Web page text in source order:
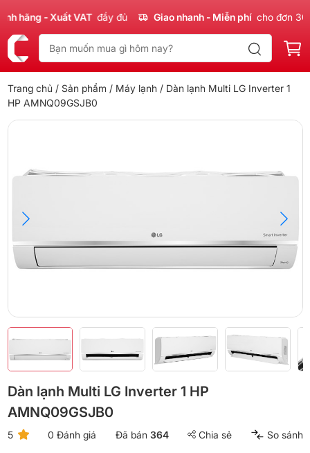
hãng - Xuất VAT đầy đủ Giao nhanh - Miễn phí cho đơn 300k
Trang chủ / Sản phẩm / Máy lạnh / Dàn lạnh Multi LG Inverter 1
HP AMNQ09GSJB0
Dàn lạnh Multi LG Inverter 1 HP
AMNQ09GSJB0
5 0 Đánh giá Đã bán 364 Chia sẻ So sánh